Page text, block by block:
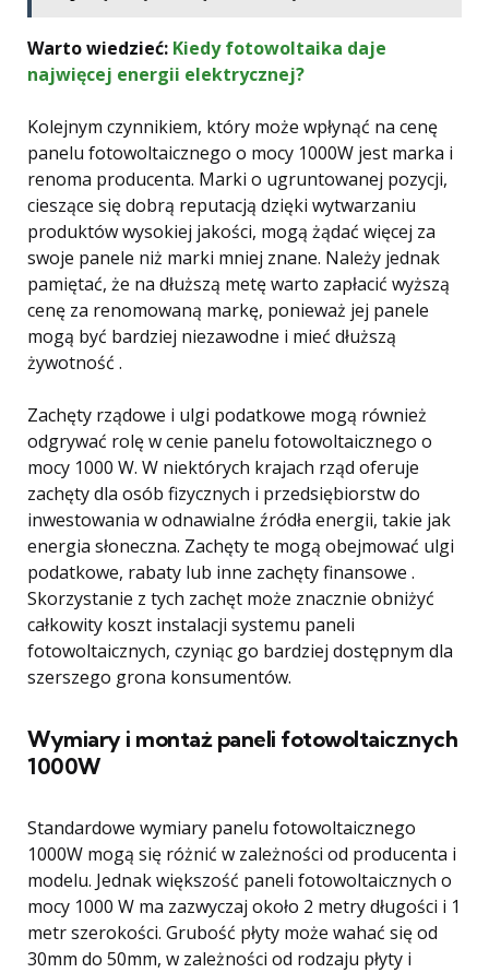
Warto wiedzieć: Kiedy fotowoltaika daje
najwięcej energii elektrycznej?
Kolejnym czynnikiem, który może wpłynąć na cenę
panelu fotowoltaicznego o mocy 1000W jest marka i
renoma producenta. Marki o ugruntowanej pozycji,
cieszące się dobrą reputacją dzięki wytwarzaniu
produktów wysokiej jakości, mogą żądać więcej za
swoje panele niż marki mniej znane. Należy jednak
pamiętać, że na dłuższą metę warto zapłacić wyższą
cenę za renomowaną markę, ponieważ jej panele
mogą być bardziej niezawodne i mieć dłuższą
żywotność .
Zachęty rządowe i ulgi podatkowe mogą również
odgrywać rolę w cenie panelu fotowoltaicznego o
mocy 1000 W. W niektórych krajach rząd oferuje
zachęty dla osób fizycznych i przedsiębiorstw do
inwestowania w odnawialne źródła energii, takie jak
energia słoneczna. Zachęty te mogą obejmować ulgi
podatkowe, rabaty lub inne zachęty finansowe .
Skorzystanie z tych zachęt może znacznie obniżyć
całkowity koszt instalacji systemu paneli
fotowoltaicznych, czyniąc go bardziej dostępnym dla
szerszego grona konsumentów.
Wymiary i montaż paneli fotowoltaicznych
1000W
Standardowe wymiary panelu fotowoltaicznego
1000W mogą się różnić w zależności od producenta i
modelu. Jednak większość paneli fotowoltaicznych o
mocy 1000 W ma zazwyczaj około 2 metry długości i 1
metr szerokości. Grubość płyty może wahać się od
30mm do 50mm, w zależności od rodzaju płyty i